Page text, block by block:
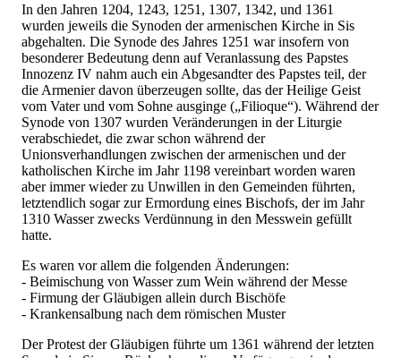
In den Jahren 1204, 1243, 1251, 1307, 1342, und 1361
wurden jeweils die Synoden der armenischen Kirche in Sis
abgehalten. Die Synode des Jahres 1251 war insofern von
besonderer Bedeutung denn auf Veranlassung des Papstes
Innozenz IV nahm auch ein Abgesandter des Papstes teil, der
die Armenier davon überzeugen sollte, das der Heilige Geist
vom Vater und vom Sohne ausginge („Filioque“). Während der
Synode von 1307 wurden Veränderungen in der Liturgie
verabschiedet, die zwar schon während der
Unionsverhandlungen zwischen der armenischen und der
katholischen Kirche im Jahr 1198 vereinbart worden waren
aber immer wieder zu Unwillen in den Gemeinden führten,
letztendlich sogar zur Ermordung eines Bischofs, der im Jahr
1310 Wasser zwecks Verdünnung in den Messwein gefüllt
hatte.
Es waren vor allem die folgenden Änderungen:
- Beimischung von Wasser zum Wein während der Messe
- Firmung der Gläubigen allein durch Bischöfe
- Krankensalbung nach dem römischen Muster
Der Protest der Gläubigen führte um 1361 während der letzten